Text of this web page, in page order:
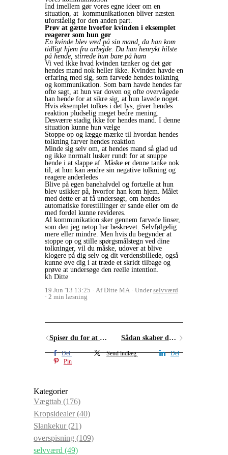
Ind imellem gør vores egne ideer om en
situation, at kommunikationen bliver næsten
uforståelig for den anden part.
Prøv at gætte hvorfor kvinden i eksemplet
reagerer som hun gør
En kvinde blev vred på sin mand, da han kom
tidligt hjem fra arbejde. Da han henrykt hilste
på hende, stirrede hun bare på ham
Vi ved ikke hvad kvinden tænker og det gør
hendes mand nok heller ikke. Kvinden havde en
erfaring med sig, som farvede hendes tolkning
og kommunikation. Som barn havde hendes far
ofte sagt, at hun var doven og ofte overvågede
han hende for at sikre sig, at hun lavede noget.
Hvis eksemplet tolkes i det lys, giver hendes
reaktion pludselig meget bedre mening.
Desværre stadig ikke for hendes mand. I denne
situation kunne hun vælge
Stoppe op og lægge mærke til hvordan hendes
tolkning farver hendes reaktion
Minde sig selv om, at hendes mand så glad ud
og ikke normalt lusker rundt for at snuppe
hende i at slappe af. Måske er denne tanke nok
til, at hun kan ændre sin negative tolkning og
reagere anderledes
Blive på egen banehalvdel og fortælle at hun
blev usikker på, hvorfor han kom hjem. Målet
med dette er at få undersøgt, om hendes
automatiske forestillinger er sande eller om de
med fordel kunne revideres.
Al kommunikation sker gennem farvede linser,
som den jeg netop har beskrevet. Selvfølgelig
mere eller mindre. Men hvis du begynder at
stoppe op og stille spørgsmålstegn ved dine
tolkninger, vil du måske, udover at blive
klogere på dig selv og dit verdensbillede, også
kunne øve dig i at træde et skridt tilbage og
prøve at undersøge den reelle intention.
kh Ditte
19 Jun '13 13:25
Af Ditte MA Underselvværd
2 min læsning
Spiser du for at dulme negative følelser? Sådan skaber du sunde vaner, som varer ved
Del Send indlæg
Del
Pin
Kategorier
Vægttab (176)
Kropsidealer(40)
Slankekur(21)
overspisning (109)
selvværd (49)